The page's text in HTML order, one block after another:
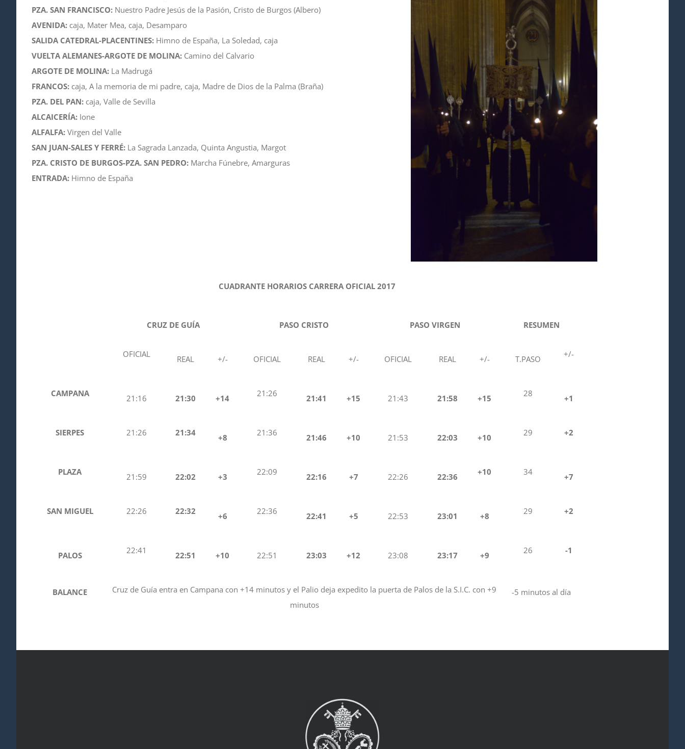
PZA. SAN FRANCISCO: Nuestro Padre Jesús de la Pasión, Cristo de Burgos (Albero)
AVENIDA: caja, Mater Mea, caja, Desamparo
SALIDA CATEDRAL-PLACENTINES: Himno de España, La Soledad, caja
VUELTA ALEMANES-ARGOTE DE MOLINA: Camino del Calvario
ARGOTE DE MOLINA: La Madrugá
FRANCOS: caja, A la memoria de mi padre, caja, Madre de Dios de la Palma (Braña)
PZA. DEL PAN: caja, Valle de Sevilla
ALCAICERÍA: Ione
ALFALFA: Virgen del Valle
SAN JUAN-SALES Y FERRÉ: La Sagrada Lanzada, Quinta Angustia, Margot
PZA. CRISTO DE BURGOS-PZA. SAN PEDRO: Marcha Fúnebre, Amarguras
ENTRADA: Himno de España
CUADRANTE HORARIOS CARRERA OFICIAL 2017
CRUZ DE GUÍA PASO CRISTO PASO VIRGEN RESUMEN
OFICIAL REAL +/- OFICIAL REAL +/- OFICIAL REAL +/- T.PASO +/-
CAMPANA 21:16 21:30 +14 21:26 21:41 +15 21:43 21:58 +15 28 +1
SIERPES 21:26 21:34 +8 21:36 21:46 +10 21:53 22:03 +10 29 +2
PLAZA 21:59 22:02 +3 22:09 22:16 +7 22:26 22:36 +10 34 +7
SAN MIGUEL 22:26 22:32 +6 22:36 22:41 +5 22:53 23:01 +8 29 +2
PALOS 22:41 22:51 +10 22:51 23:03 +12 23:08 23:17 +9 26 -1
BALANCE
Cruz de Guía entra en Campana con +14 minutos y el Palio deja expedito la puerta de Palos de la S.I.C. con +9
minutos
-5 minutos al día